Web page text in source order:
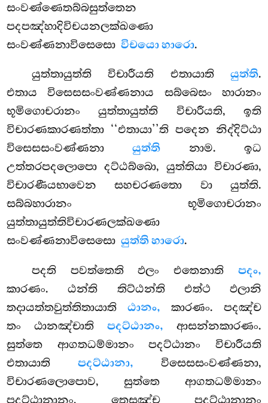
සංවණ්ණෙතබ්බසුත්තෙන
පදපඤ්හාදිවිචයනලක්ඛණො
සංවණ්ණනාවිසෙසොවිචයො හාරො.
යුත්තායුත්ති විචාරීයති එතායාති යුත්ති.
එතාය විසෙසසංවණ්ණනාය සබ්බෙසං හාරානං
භූමිගොචරානං යුත්තායුත්ති විචාරීයති, ඉති
විචාරණකාරණත්තා ‘‘එතායා’’ති පදෙන නිද්දිට්ඨා
විසෙසසංවණ්ණනායුත්ති නාම. ඉධ
උත්තරපදලොපො දට්ඨබ්බො, යුත්තියා විචාරණා,
විචාරණීයභාවෙන සහචරණතො වා යුත්ති.
සබ්බහාරානං භූමිගොචරානං
යුත්තායුත්තිවිචාරණලක්ඛණො
සංවණ්ණනාවිසෙසොයුත්ති හාරො.
පදති පවත්තෙති ඵලං එතෙනාති පදං,
කාරණං. ඨන්ති තිට්ඨන්ති එත්ථ ඵලානි
තදායත්තවුත්තිතායාතිඨානං, කාරණං. පදඤ්ච
තං ඨානඤ්චාති පදට්ඨානං, ආසන්නකාරණං.
සුත්තෙ ආගතධම්මානං පදට්ඨානං විචාරීයති
එතායාති පදට්ඨානා, විසෙසසංවණ්ණනා,
විචාරණලොපොව, සුත්තෙ ආගතධම්මානං
පදට්ඨානානං, තෙසඤ්ච පදට්ඨානානං